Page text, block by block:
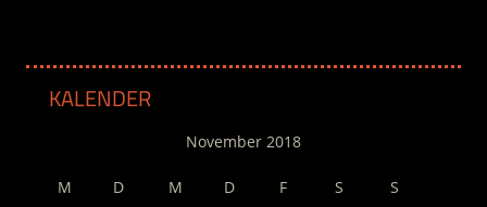
KALENDER
November 2018
M D M D F S
S